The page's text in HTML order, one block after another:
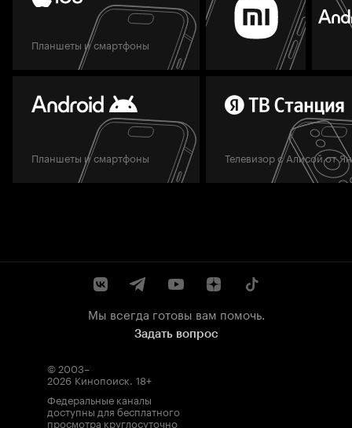
Планшеты и смартфоны
Планшеты и смартфоны Телевизор с Алисой от
Мы всегда готовы вам помочь.
Задать вопрос
© 2003–
2026 Кинопоиск. 18+
Федеральные каналы
доступны для бесплатного
просмотра круглосуточно